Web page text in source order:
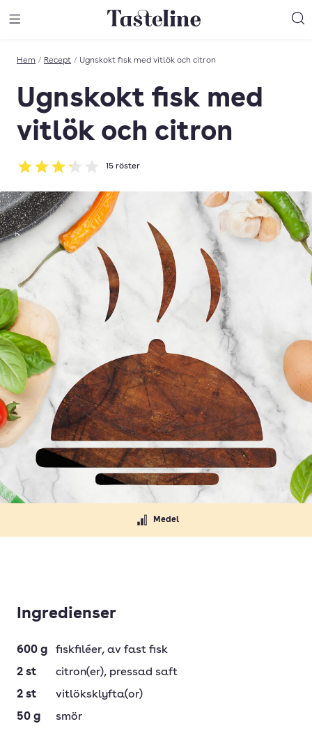
Till Tastelines startsida
Hem / Recept / Ugnskokt fisk med vitlök och citron
Ugnskokt fisk med
vitlök och citron
Betyg: 3.2 av 5
15 röster
Medel
Ingredienser
600 g fiskfiléer, av fast fisk
2 st citron(er), pressad saft
2 st
vitlöksklyfta(or)
50 g
smör